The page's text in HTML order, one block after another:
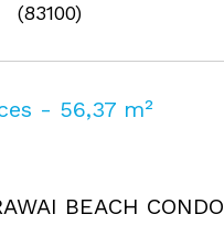
(83100)
- 56,37 m²
BEACH CONDO